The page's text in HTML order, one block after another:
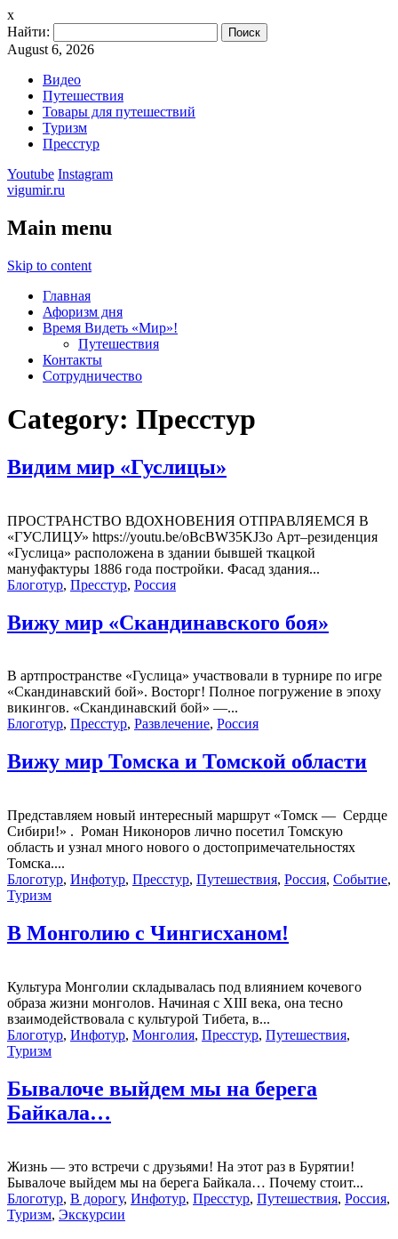
x
Найти:
August 6, 2026
Видео
Путешествия
Товары для путешествий
Туризм
Пресстур
Youtube Instagram
vigumir.ru
Main menu
Skip to content
Главная
Афоризм дня
Время Видеть «Мир»!
Путешествия
Контакты
Сотрудничество
Category: Пресстур
Видим мир «Гуслицы»
ПРОСТРАНСТВО ВДОХНОВЕНИЯ ОТПРАВЛЯЕМСЯ В
«ГУСЛИЦУ» https://youtu.be/oBcBW35KJ3o Арт–резиденция
«Гуслица» расположена в здании бывшей ткацкой
мануфактуры 1886 года постройки. Фасад здания...
Блоготур, Пресстур, Россия
Вижу мир «Скандинавского боя»
В артпространстве «Гуслица» участвовали в турнире по игре
«Скандинавский бой». Восторг! Полное погружение в эпоху
викингов. «Скандинавский бой» —...
Блоготур, Пресстур, Развлечение, Россия
Вижу мир Томска и Томской области
Представляем новый интересный маршрут «Томск — Сердце
Сибири!» . Роман Никоноров лично посетил Томскую
область и узнал много нового о достопримечательностях
Томска....
Блоготур, Инфотур, Пресстур, Путешествия, Россия, Событие,
Туризм
В Монголию с Чингисханом!
Культура Монголии складывалась под влиянием кочевого
образа жизни монголов. Начиная с XIII века, она тесно
взаимодействовала с культурой Тибета, в...
Блоготур, Инфотур, Монголия, Пресстур, Путешествия,
Туризм
Бывалоче выйдем мы на берега
Байкала…
Жизнь — это встречи с друзьями! На этот раз в Бурятии!
Бывалоче выйдем мы на берега Байкала… Почему стоит...
Блоготур, В дорогу, Инфотур, Пресстур, Путешествия, Россия,
Туризм, Экскурсии